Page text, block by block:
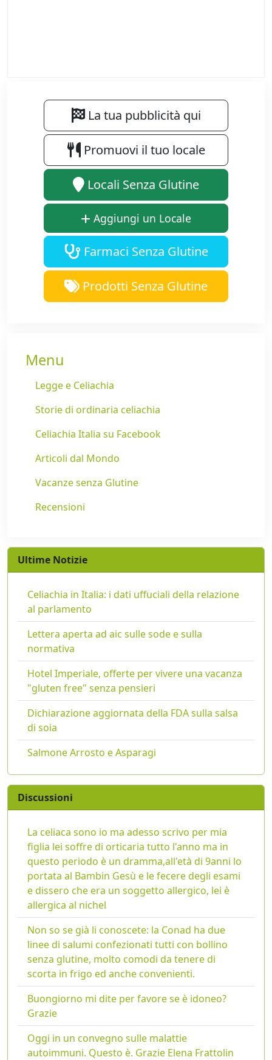
La tua pubblicità qui
Promuovi il tuo locale
Locali Senza Glutine
Aggiungi un Locale
Farmaci Senza Glutine
Prodotti Senza Glutine
Menu
Legge e Celiachia
Storie di ordinaria celiachia
Celiachia Italia su Facebook
Articoli dal Mondo
Vacanze senza Glutine
Recensioni
Ultime Notizie
Celiachia in Italia: i dati uffuciali della relazione
al parlamento
Lettera aperta ad aic sulle sode e sulla
normativa
Hotel Imperiale, offerte per vivere una vacanza
"gluten free" senza pensieri
Dichiarazione aggiornata della FDA sulla salsa
di soia
Salmone Arrosto e Asparagi
Discussioni
La celiaca sono io ma adesso scrivo per mia
figlia lei soffre di orticaria tutto l'anno ma in
questo periodo è un dramma,all'età di 9anni lo
portata al Bambin Gesù e le fecere degli esami
e dissero che era un soggetto allergico, lei è
allergica al nichel
Non so se già li conoscete: la Conad ha due
linee di salumi confezionati tutti con bollino
senza glutine, molto comodi da tenere di
scorta in frigo ed anche convenienti.
Buongiorno mi dite per favore se è idoneo?
Grazie
Oggi in un convegno sulle malattie
autoimmuni. Questo è. Grazie Elena Frattolin